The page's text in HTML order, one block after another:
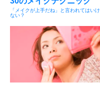
「メイクが上手だね」と言われてはいけ
ない？